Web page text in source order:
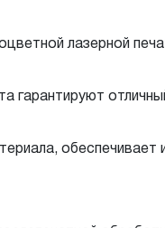
лазерной
гарантируют